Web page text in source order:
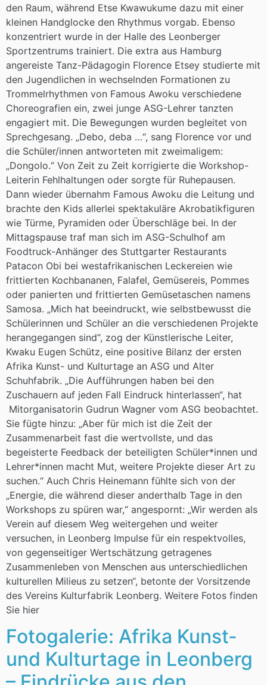
den Raum, während Etse Kwawukume dazu mit einer
kleinen Handglocke den Rhythmus vorgab. Ebenso
konzentriert wurde in der Halle des Leonberger
Sportzentrums trainiert. Die extra aus Hamburg
angereiste Tanz-Pädagogin Florence Etsey studierte mit
den Jugendlichen in wechselnden Formationen zu
Trommelrhythmen von Famous Awoku verschiedene
Choreografien ein, zwei junge ASG-Lehrer tanzten
engagiert mit. Die Bewegungen wurden begleitet von
Sprechgesang. „Debo, deba …“, sang Florence vor und
die Schüler/innen antworteten mit zweimaligem:
„Dongolo.“ Von Zeit zu Zeit korrigierte die Workshop-
Leiterin Fehlhaltungen oder sorgte für Ruhepausen.
Dann wieder übernahm Famous Awoku die Leitung und
brachte den Kids allerlei spektakuläre Akrobatikfiguren
wie Türme, Pyramiden oder Überschläge bei. In der
Mittagspause traf man sich im ASG-Schulhof am
Foodtruck-Anhänger des Stuttgarter Restaurants
Patacon Obi bei westafrikanischen Leckereien wie
frittierten Kochbananen, Falafel, Gemüsereis, Pommes
oder panierten und frittierten Gemüsetaschen namens
Samosa. „Mich hat beeindruckt, wie selbstbewusst die
Schülerinnen und Schüler an die verschiedenen Projekte
herangegangen sind“, zog der Künstlerische Leiter,
Kwaku Eugen Schütz, eine positive Bilanz der ersten
Afrika Kunst- und Kulturtage an ASG und Alter
Schuhfabrik. „Die Aufführungen haben bei den
Zuschauern auf jeden Fall Eindruck hinterlassen“, hat
Mitorganisatorin Gudrun Wagner vom ASG beobachtet.
Sie fügte hinzu: „Aber für mich ist die Zeit der
Zusammenarbeit fast die wertvollste, und das
begeisterte Feedback der beteiligten Schüler*innen und
Lehrer*innen macht Mut, weitere Projekte dieser Art zu
suchen.“ Auch Chris Heinemann fühlte sich von der
„Energie, die während dieser anderthalb Tage in den
Workshops zu spüren war,“ angespornt: „Wir werden als
Verein auf diesem Weg weitergehen und weiter
versuchen, in Leonberg Impulse für ein respektvolles,
von gegenseitiger Wertschätzung getragenes
Zusammenleben von Menschen aus unterschiedlichen
kulturellen Milieus zu setzen“, betonte der Vorsitzende
des Vereins Kulturfabrik Leonberg. Weitere Fotos finden
Sie hier
Fotogalerie: Afrika Kunst-
und Kulturtage in Leonberg